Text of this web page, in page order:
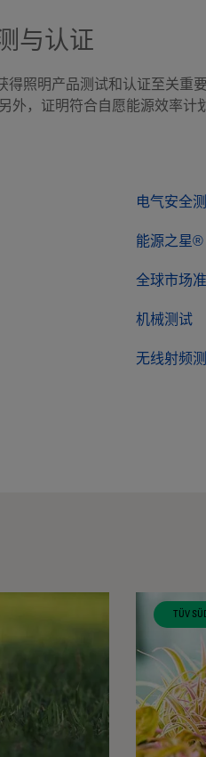
与认证
得照明产品测试和认证至关重
外，证明符合自愿能源效率
电气安全
能源之星®
全球市场
机械测试
无线射频
TÜV